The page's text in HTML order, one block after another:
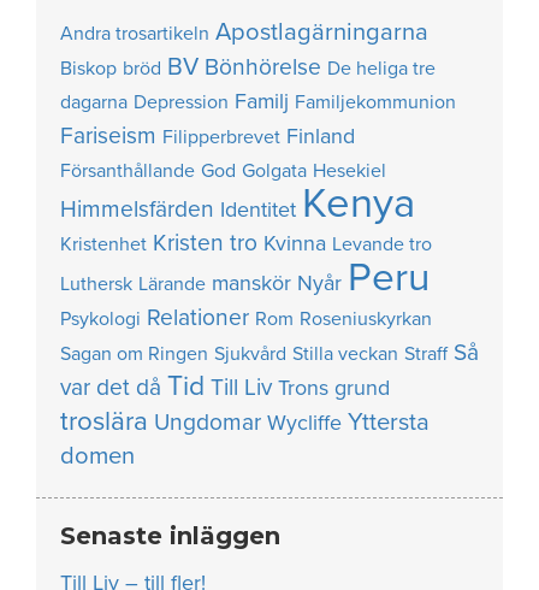
Andra trosartikeln Apostlagärningarna
Biskop bröd BV Bönhörelse De heliga tre
dagarna Depression Familj Familjekommunion
Fariseism Filipperbrevet Finland
Försanthållande God Golgata Hesekiel
Himmelsfärden Identitet Kenya
Kristenhet Kristen tro Kvinna Levande tro
Luthersk Lärande manskör Nyår Peru
Psykologi Relationer Rom Roseniuskyrkan
Sagan om Ringen Sjukvård Stilla veckan Straff Så
var det då Tid Till Liv Trons grund
troslära Ungdomar Wycliffe Yttersta
domen
Senaste inläggen
Till Liv – till fler!